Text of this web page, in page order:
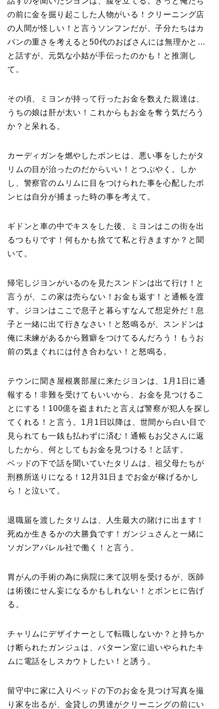
の前に金を掘り起こした人物がいる！クリーニング店
の人間が怪しい！と言うソンフンだが、子分たちはカ
バンの重さを考えると50代のおばさんには無理かと…
と話すが、元気な小姑が手伝ったのかも！と推測し
て。
その頃、ミヨンが持って行ったお金を数えた親達は、
うちの娘は肝が太い！これからもお金を奪う気だろう
か？と呆れる。
カーディガンを燃やしたボンヒは、悪い事をしたがタ
リムの目が治ったのだからいい！とつぶやく。しか
し、警察官のムリムに目をつけられた事を心配したボ
ンヒは自分が捕まった時の事を考えて。
ギドンと車の中でキスをした後、ミヨンはこの街を出
るつもりです！何もかも捨てて私と行きますか？と聞
いて。
帰宅しジヨンがいるのを見たスンドンは出て行け！と
言うが、この家は売らない！お金も返す！と通帳を渡
す。ジヨンはここで息子と暮らすなんて想定外だ！息
子と一緒に出て行きなさい！と怒鳴るが、スンドンは
俺に未練があるから難癖をつけてるんだろう！もうお
前の気まぐれには付き合わない！と怒鳴る。
テウンに聞き屋根裏部屋に来たジヨンは、1月1日に通
報する！非難を受けてもいいから、お金を見つけるこ
とにする！100億を盗まれたと言えば警察が犯人を探し
てくれる！と言う。1月1日以降は、世間から白い目で
見られても一銭も払わずに済む！通帳もお父さんに返
したから、何としてもお金を見つける！と話す。
ベッドの下で話を聞いていたタリムは、祖父母たちが
刑務所送りになる！12月31日までお金が稼げるかし
ら！と泣いて。
退職届を渡したタリムは、人生最大の賭けに出ます！
死ぬか生きるかの大勝負です！ガンジュさんと一緒に
ソガンアパレル社で働く！と言う。
胃がんの手術の為に病院に来て説明を受けるが、医師
は術後にせん妄になるかもしれない！とボンヒに告げ
る。
チャリムにデザイナーとして転職しないか？と持ちか
け断られたガンジュは、パターン室に追いやられたキ
ムに電話をしスカウトしたい！と誘う。
留守中に家に入りベッドの下のお金を見つけ写真を撮
り家を出るが、金貸しの男達がクリーニングの前にい